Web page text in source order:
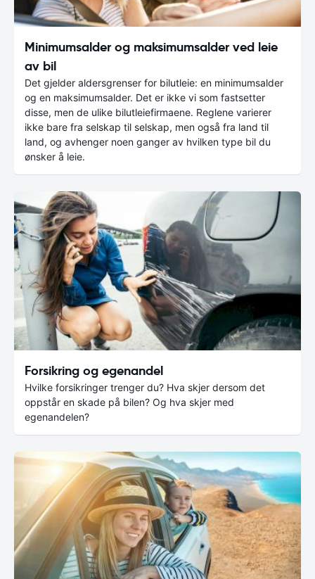
Minimumsalder og maksimumsalder ved leie
av bil
Det gjelder aldersgrenser for bilutleie: en minimumsalder
og en maksimumsalder. Det er ikke vi som fastsetter
disse, men de ulike bilutleiefirmaene. Reglene varierer
ikke bare fra selskap til selskap, men også fra land til
land, og avhenger noen ganger av hvilken type bil du
ønsker å leie.
Forsikring og egenandel
Hvilke forsikringer trenger du? Hva skjer dersom det
oppstår en skade på bilen? Og hva skjer med
egenandelen?